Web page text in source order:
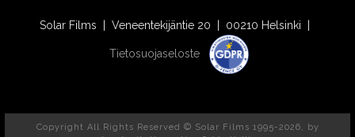
Solar Films | Veneentekijäntie 20 | 00210 Helsinki |
Tietosuojaseloste
Copyright All Rights Reserved © Solar Films 1995-2026, by